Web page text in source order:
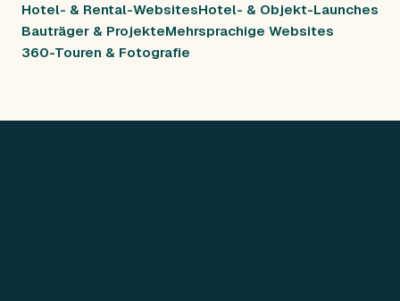
Hotel- & Rental-WebsitesHotel- & Objekt-Launches
Bauträger & ProjekteMehrsprachige Websites
360-Touren & Fotografie